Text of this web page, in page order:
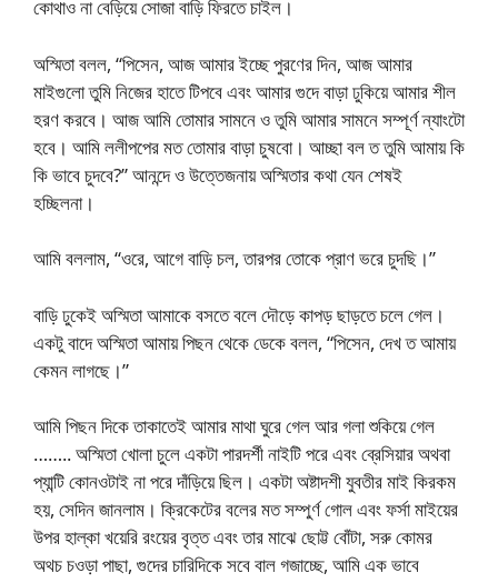
কোথাও না বেড়িয়ে সোজা বাড়ি ফিরতে চাইল।
অস্মিতা বলল, “পিসেন, আজ আমার ইচ্ছে পুরণের দিন, আজ আমার
মাইগুলো তুমি নিজের হাতে টিপবে এবং আমার গুদে বাড়া ঢুকিয়ে আমার শীল
হরণ করবে। আজ আমি তোমার সামনে ও তুমি আমার সামনে সম্পূর্ণ ন্যাংটো
হবে। আমি ললীপপের মত তোমার বাড়া চুষবো। আচ্ছা বল ত তুমি আমায় কি
কি ভাবে চুদবে?” আনন্দে ও উত্তেজনায় অস্মিতার কথা যেন শেষই
হচ্ছিলনা।
আমি বললাম, “ওরে, আগে বাড়ি চল, তারপর তোকে প্রাণ ভরে চুদছি।”
বাড়ি ঢুকেই অস্মিতা আমাকে বসতে বলে দৌড়ে কাপড় ছাড়তে চলে গেল।
একটু বাদে অস্মিতা আমায় পিছন থেকে ডেকে বলল, “পিসেন, দেখ ত আমায়
কেমন লাগছে।”
আমি পিছন দিকে তাকাতেই আমার মাথা ঘুরে গেল আর গলা শুকিয়ে গেল
…….. অস্মিতা খোলা চুলে একটা পারদর্শী নাইটি পরে এবং ব্রেসিয়ার অথবা
প্যান্টি কোনওটাই না পরে দাঁড়িয়ে ছিল। একটা অষ্টাদশী যুবতীর মাই কিরকম
হয়, সেদিন জানলাম। ক্রিকেটের বলের মত সম্পুর্ণ গোল এবং ফর্সা মাইয়ের
উপর হাল্কা খয়েরি রংয়ের বৃত্ত এবং তার মাঝে ছোট্ট বোঁটা, সরু কোমর
অথচ চওড়া পাছা, গুদের চারিদিকে সবে বাল গজাচ্ছে, আমি এক ভাবে